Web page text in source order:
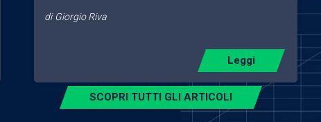
di Giorgio Riva
Leggi
SCOPRI TUTTI GLI ARTICOLI